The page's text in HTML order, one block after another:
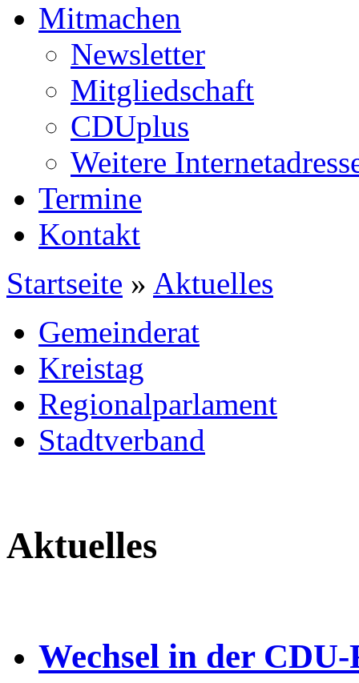
Mitmachen
Newsletter
Mitgliedschaft
CDUplus
Weitere
Termine
Kontakt
Startseite » Aktuelles
Gemeinderat
Kreistag
Regionalparlament
Stadtverband
Aktuelles
Wechsel in der